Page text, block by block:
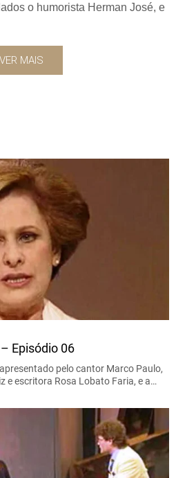
o humorista Herman José, e
VER MAIS
Episódio 06
pelo cantor Marco Paulo,
e escritora Rosa Lobato Faria, e a…